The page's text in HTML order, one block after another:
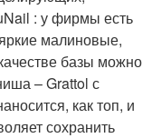
: у фирмы есть
малиновые,
базы можно
– Grattol с
как топ, и
сохранить